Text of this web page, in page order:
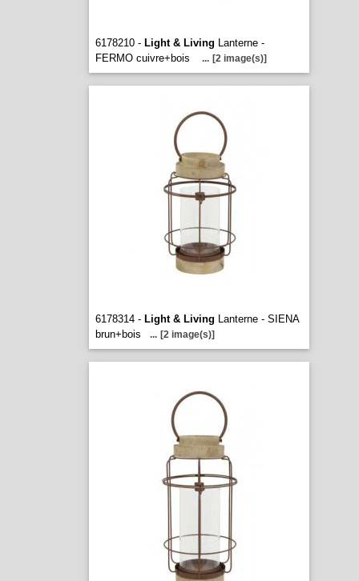
6178210 - Light & Living Lanterne -
FERMO cuivre+bois
... [2 image(s)]
6178314 - Light & Living Lanterne - SIENA
brun+bois
... [2 image(s)]